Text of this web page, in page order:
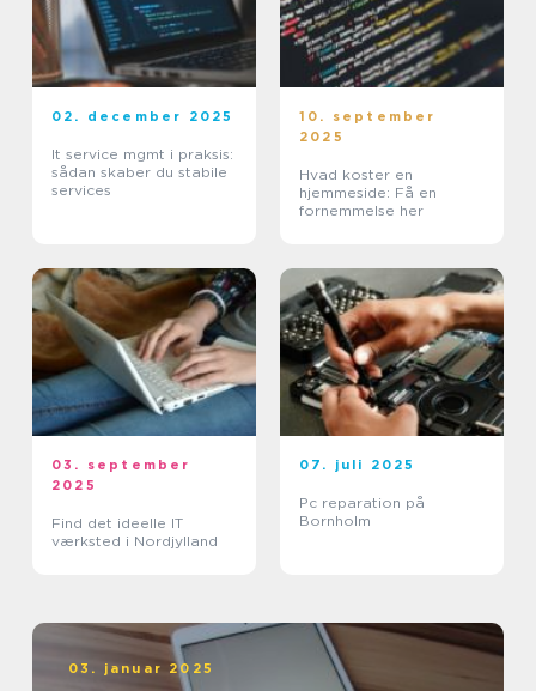
02. december 2025
It service mgmt i praksis:
sådan skaber du stabile
services
10. september
2025
Hvad koster en
hjemmeside: Få en
fornemmelse her
03. september
2025
Find det ideelle IT
værksted i Nordjylland
07. juli 2025
Pc reparation på
Bornholm
03. januar 2025